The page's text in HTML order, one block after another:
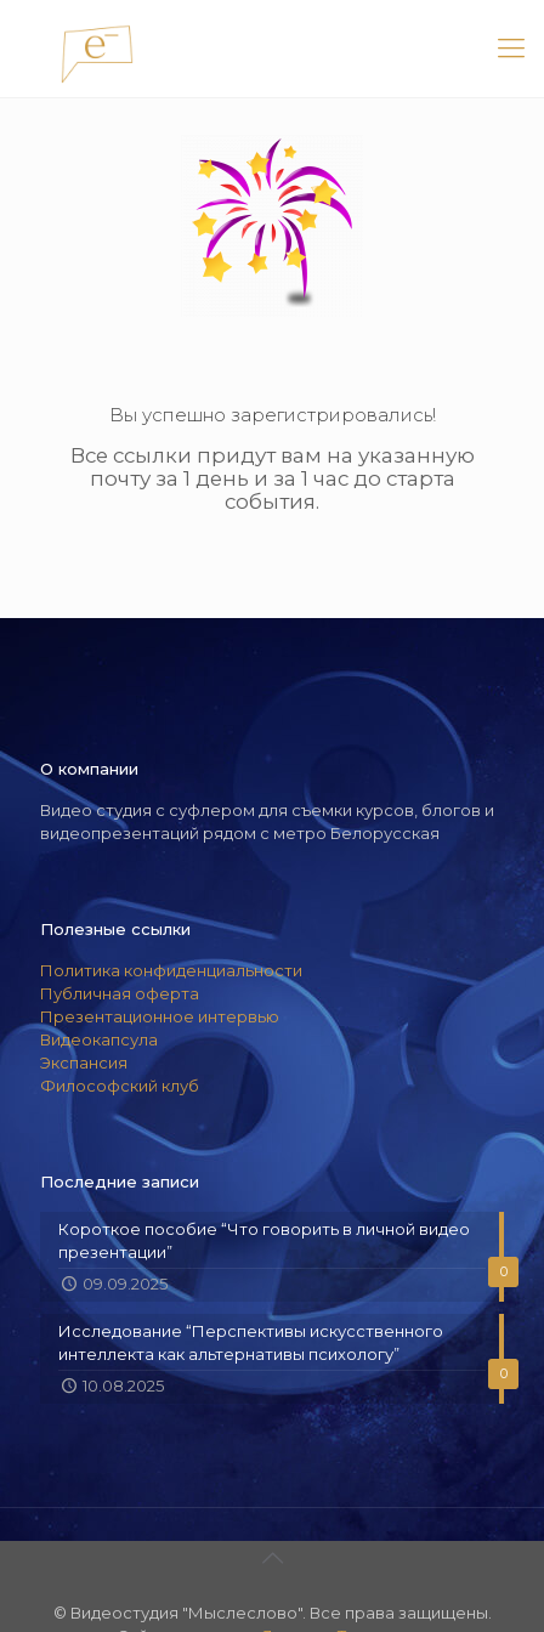
Вы успешно зарегистрировались!
Все ссылки придут вам на указанную
почту за 1 день и за 1 час до старта
события.
О компании
Видео студия с суфлером для съемки курсов, блогов и
видеопрезентаций рядом с метро Белорусская
Полезные ссылки
Политика конфиденциальности
Публичная оферта
Презентационное интервью
Видеокапсула
Экспансия
Философский клуб
Последние записи
0
Короткое пособие “Что говорить в личной видео
презентации”
09.09.2025
0
Исследование “Перспективы искусственного
интеллекта как альтернативы психологу”
10.08.2025
© Видеостудия "Мыслеслово". Все права защищены.